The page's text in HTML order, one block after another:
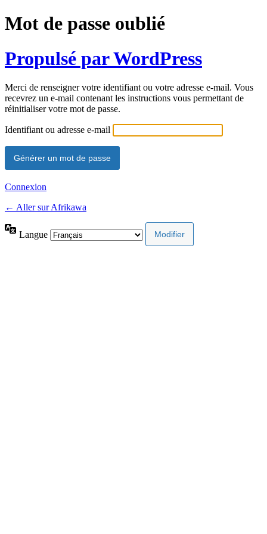
Mot de passe oublié
Propulsé par WordPress
Merci de renseigner votre identifiant ou votre adresse e-mail. Vous
recevrez un e-mail contenant les instructions vous permettant de
réinitialiser votre mot de passe.
Identifiant ou adresse e-mail
Connexion
← Aller sur Afrikawa
Langue